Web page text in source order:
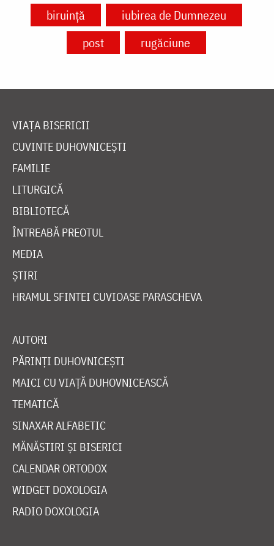
biruință
iubirea de Dumnezeu
post
rugăciune
VIAȚA BISERICII
CUVINTE DUHOVNICEȘTI
FAMILIE
LITURGICĂ
BIBLIOTECĂ
ÎNTREABĂ PREOTUL
MEDIA
ȘTIRI
HRAMUL SFINTEI CUVIOASE PARASCHEVA
AUTORI
PĂRINȚI DUHOVNICEȘTI
MAICI CU VIAȚĂ DUHOVNICEASCĂ
TEMATICĂ
SINAXAR ALFABETIC
MĂNĂSTIRI ȘI BISERICI
CALENDAR ORTODOX
WIDGET DOXOLOGIA
RADIO DOXOLOGIA